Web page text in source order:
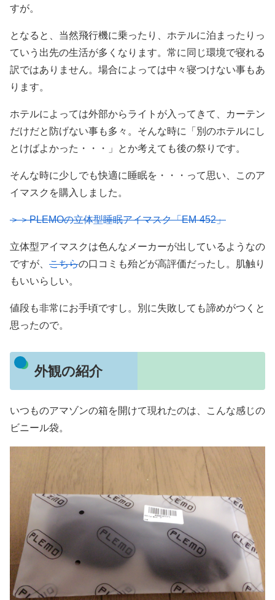
すが。
となると、当然飛行機に乗ったり、ホテルに泊まったりっ
ていう出先の生活が多くなります。常に同じ環境で寝れる
訳ではありません。場合によっては中々寝つけない事もあ
ります。
ホテルによっては外部からライトが入ってきて、カーテン
だけだと防げない事も多々。そんな時に「別のホテルにし
とけばよかった・・・」とか考えても後の祭りです。
そんな時に少しでも快適に睡眠を・・・って思い、このア
イマスクを購入しました。
＞＞PLEMOの立体型睡眠アイマスク「EM-452」
立体型アイマスクは色んなメーカーが出しているようなの
ですが、 こちらの口コミも殆どが高評価だったし。肌触り
もいいらしい。
値段も非常にお手頃ですし。別に失敗しても諦めがつくと
思ったので。
外観の紹介
いつものアマゾンの箱を開けて現れたのは、こんな感じの
ビニール袋。